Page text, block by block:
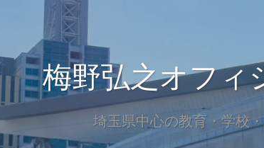
梅野弘之オフ
埼玉県中心の教育・学校